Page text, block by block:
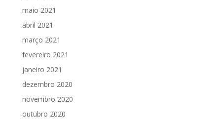
maio 2021
abril 2021
março 2021
fevereiro 2021
janeiro 2021
dezembro 2020
novembro 2020
outubro 2020